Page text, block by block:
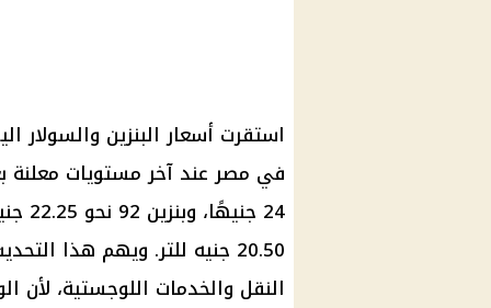
20.50 جنيه للتر. ويهم هذا
النقل والخدمات اللوجستية، لأن